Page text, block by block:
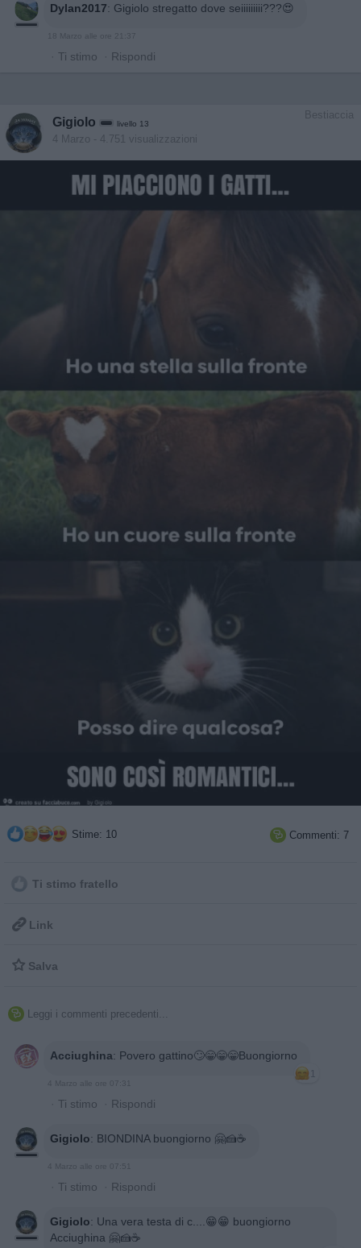
Dylan2017: Gigiolo stregatto dove seiiiiiiiii???😍
18 Marzo alle ore 21:37
· Ti stimo · Rispondi
Bestiaccia
Gigiolo livello 13
4 Marzo - 4.751 visualizzazioni
Stime: 10  Commenti: 7
Ti stimo fratello
 Link
 Salva
 Leggi i commenti precedenti...
Acciughina: Povero gattino🙄😁😁😁Buongiorno
1
4 Marzo alle ore 07:31
· Ti stimo · Rispondi
Gigiolo: BIONDINA buongiorno 🤗🍰☕
4 Marzo alle ore 07:51
· Ti stimo · Rispondi
Gigiolo: Una vera testa di c....😁😁 buongiorno
Acciughina 🤗🍰☕